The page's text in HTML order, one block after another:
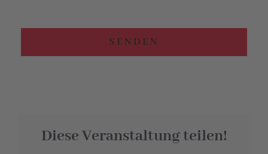
SENDEN
Diese Veranstaltung teilen!